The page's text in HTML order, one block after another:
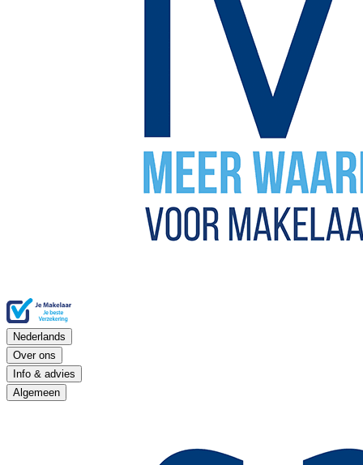
Nederlands
Over ons
Info & advies
Algemeen